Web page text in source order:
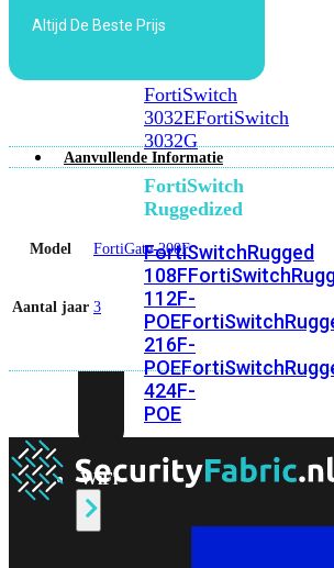
3000
FortiSwitch
3032EFortiSwitch
3032G
FortiSwitch
Ruggedized
FortiSwitchRugged
108F
112F-
POE
216F-
POE
424F-
POE
WiFi
Altijd De Beste Prijs
Aanvullende Informatie
Model FortiGate-200F
Aantal jaar 3